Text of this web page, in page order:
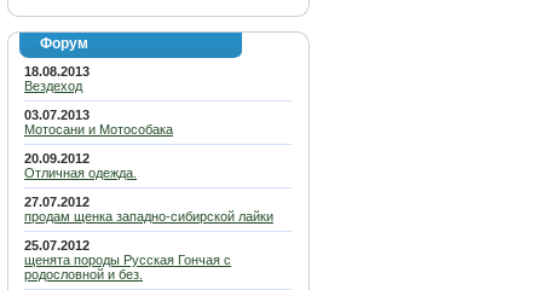
Форум
18.08.2013
Вездеход
03.07.2013
Мотосани и Мотособака
20.09.2012
Отличная одежда.
27.07.2012
продам щенка западно-сибирской лайки
25.07.2012
щенята породы Русская Гончая с
родословной и без.